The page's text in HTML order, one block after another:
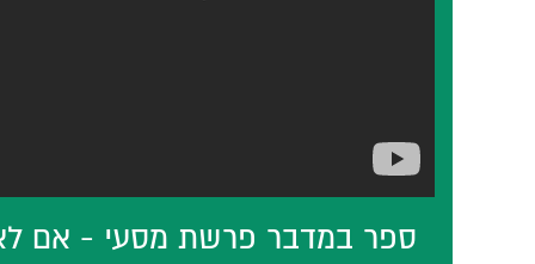
ספר במדבר פרשת מסעי - אם